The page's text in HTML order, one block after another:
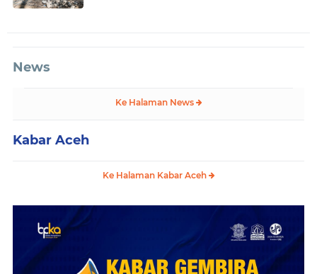
News
Ke Halaman News
Kabar Aceh
Ke Halaman Kabar Aceh